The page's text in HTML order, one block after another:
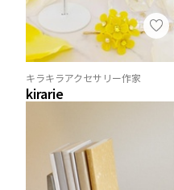
キラキラアクセサリー作家
kirarie